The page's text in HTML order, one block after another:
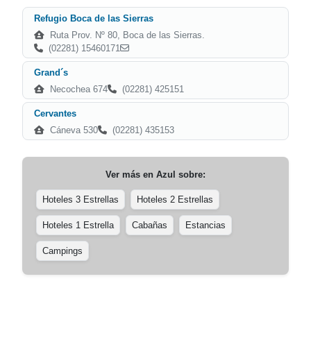
Refugio Boca de las Sierras
Ruta Prov. Nº 80, Boca de las Sierras.
(02281) 15460171
Grand´s
Necochea 674
(02281) 425151
Cervantes
Cáneva 530
(02281) 435153
Ver más en Azul sobre:
Hoteles 3 Estrellas Hoteles 2 Estrellas
Hoteles 1 Estrella Cabañas Estancias
Campings